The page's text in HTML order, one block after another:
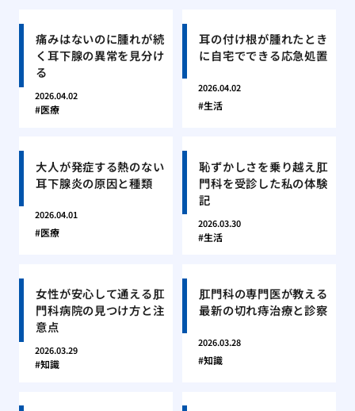
痛みはないのに腫れが続
く耳下腺の異常を見分け
る
2026.04.02
医療
耳の付け根が腫れたとき
に自宅でできる応急処置
2026.04.02
生活
大人が発症する熱のない
耳下腺炎の原因と種類
2026.04.01
医療
恥ずかしさを乗り越え肛
門科を受診した私の体験
記
2026.03.30
生活
女性が安心して通える肛
門科病院の見つけ方と注
意点
2026.03.29
知識
肛門科の専門医が教える
最新の切れ痔治療と診察
2026.03.28
知識